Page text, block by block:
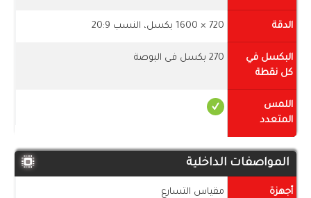
الدقة 720 × 1600 بكسل، النسب 20:9
البكسل في
كل نقطة
270 بكسل فى البوصة
اللمس
المتعدد
المواصفات الداخلية
أجهزة مقياس التسارع